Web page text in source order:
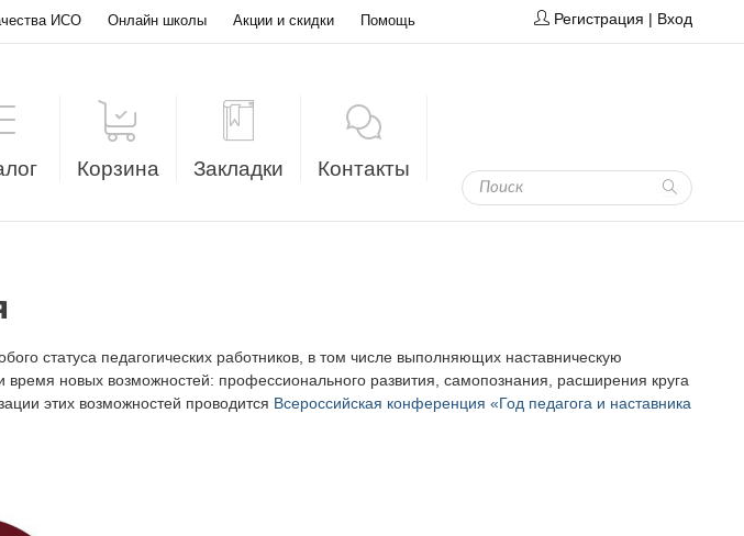
ИСО Онлайн школы Акции и скидки Помощь Регистрация | Вход
Корзина Закладки Контакты
статуса педагогических работников, в том числе выполняющих наставническую
время новых возможностей: профессионального развития, самопознания, расширения круга
этих возможностей проводится Всероссийская конференция «Год педагога и наставника